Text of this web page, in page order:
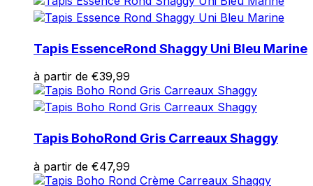
Tapis EssenceRond Shaggy Uni Bleu Marine
à partir de €39,99
Tapis BohoRond Gris Carreaux Shaggy
à partir de €47,99